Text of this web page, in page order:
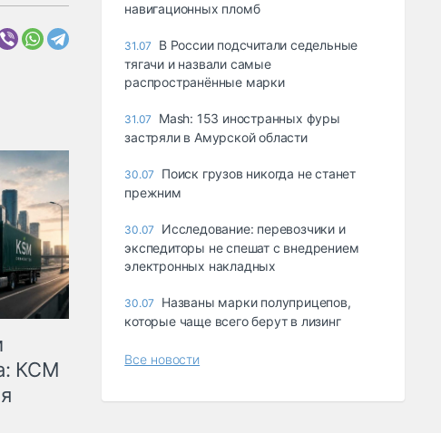
КСМ
навигационных пломб
31.07
В России подсчитали седельные
тягачи и назвали самые
распространённые марки
31.07
Mash: 153 иностранных фуры
застряли в Амурской области
30.07
Поиск грузов никогда не станет
прежним
30.07
Исследование: перевозчики и
экспедиторы не спешат с внедрением
электронных накладных
30.07
Названы марки полуприцепов,
которые чаще всего берут в лизинг
Все новости